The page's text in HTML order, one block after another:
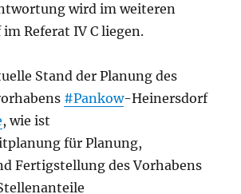
wird im weiteren
Referat IV C liegen.
Stand der Planung des
#Pankow-Heinersdorf
, wie ist
für Planung,
Fertigstellung des Vorhabens